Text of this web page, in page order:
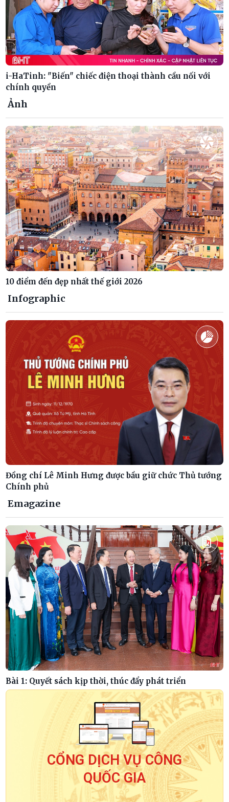
i-HaTinh: "Biến" chiếc điện thoại thành cầu nối với
chính quyền
Ảnh
10 điểm đến đẹp nhất thế giới 2026
Infographic
Đồng chí Lê Minh Hưng được bầu giữ chức Thủ tướng
Chính phủ
Emagazine
Bài 1: Quyết sách kịp thời, thúc đẩy phát triển
CỔNG DỊCH VỤ CÔNG
QUỐC GIA